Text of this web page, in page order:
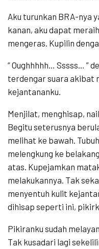
Aku turunkan BRA-nya
kanan, aku dapat
mengeras. Kupilin
“ Oughhhhh… Sssss… ”
terdengar suara akibat
kejantananku.
Menjilat, menghisap,
Begitu seterusnya
melihat ke bawah.
melengkung ke
atas. Kupejamkan
melakukannya. Tak
menyentuh kulit
dihisap seperti ini,
Pikiranku sudah
Tak kusadari lagi